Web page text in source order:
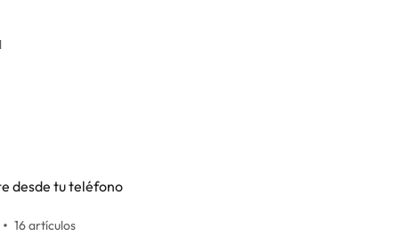
desde tu teléfono
16 artículos